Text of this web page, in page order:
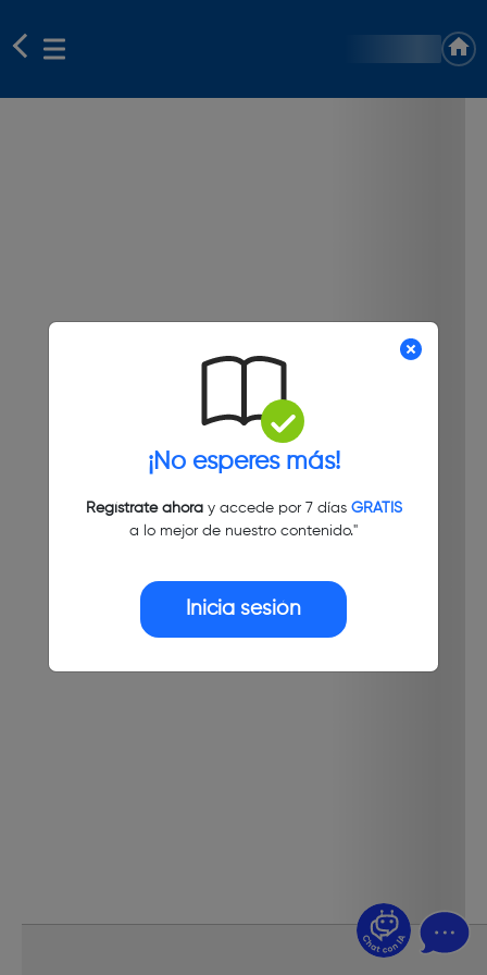
¡No esperes más!
Regístrate ahoray accede por 7 días GRATIS
a lo mejor de nuestro contenido."
Inicia sesión